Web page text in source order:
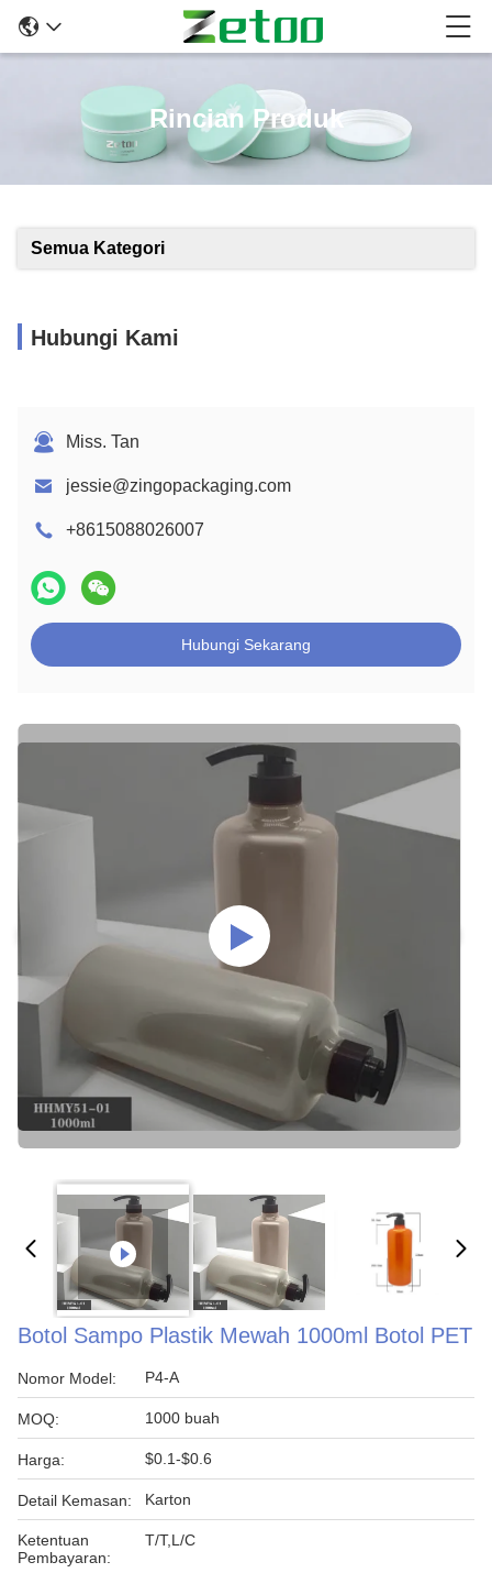
Rincian Produk
Semua Kategori
Hubungi Kami
Miss. Tan
jessie@zingopackaging.com
+8615088026007
Hubungi Sekarang
Botol Sampo Plastik Mewah 1000ml Botol PET
Nomor Model: P4-A
MOQ: 1000 buah
Harga: $0.1-$0.6
Detail Kemasan: Karton
Ketentuan
Pembayaran:
T/T,L/C